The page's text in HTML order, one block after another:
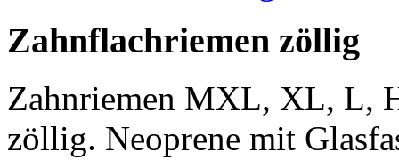
Zahnflachriemen zöllig
Zahnriemen MXL, XL, L,
zöllig. Neoprene mit